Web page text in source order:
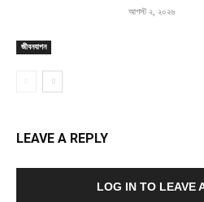
জীবনযাপন
আগস্ট ২, ২০২৬
LEAVE A REPLY
LOG IN TO LEAVE